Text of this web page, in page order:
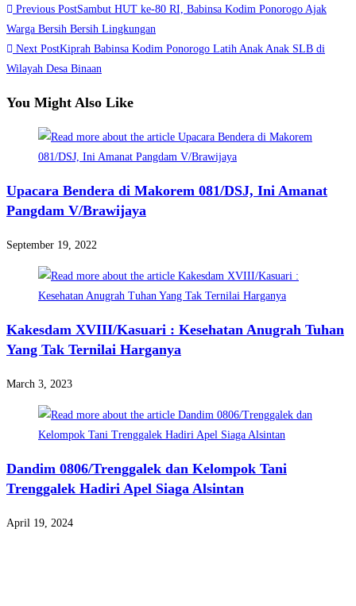
Share
Read
more
articles
Previous PostSambut HUT ke-80 RI, Babinsa Kodim Ponorogo Ajak
Warga Bersih Bersih Lingkungan
Next PostKiprah Babinsa Kodim Ponorogo Latih Anak Anak SLB di
Wilayah Desa Binaan
You Might Also Like
Upacara Bendera di Makorem 081/DSJ, Ini Amanat
Pangdam V/Brawijaya
September 19, 2022
Kakesdam XVIII/Kasuari : Kesehatan Anugrah Tuhan
Yang Tak Ternilai Harganya
March 3, 2023
Dandim 0806/Trenggalek dan Kelompok Tani
Trenggalek Hadiri Apel Siaga Alsintan
April 19, 2024